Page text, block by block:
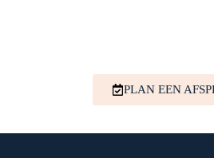
PLAN EEN